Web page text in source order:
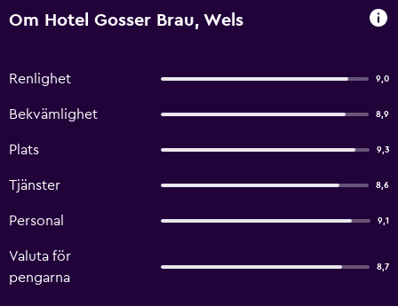
Om Hotel Gosser Brau, Wels
Renlighet 9,0
Bekvämlighet 8,9
Plats 9,3
Tjänster 8,6
Personal 9,1
Valuta för
pengarna
8,7